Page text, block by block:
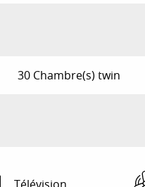
30 Chambre(s) twin